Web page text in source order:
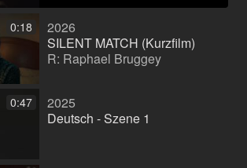
0:18
2026
SILENT MATCH (Kurzfilm)
R: Raphael Bruggey
0:47
2025
Deutsch - Szene 1